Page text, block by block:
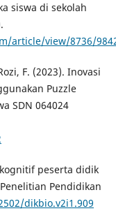
siswa di sekolah
article/view/8736/
F. (2023). Inovasi
Puzzle
SDN 064024
peserta didik
Pendidikan
dikbio.v2i1.909